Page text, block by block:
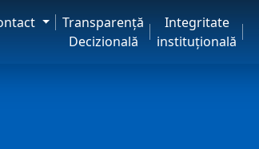
Transparență
Decizională
Integritate
instituțională